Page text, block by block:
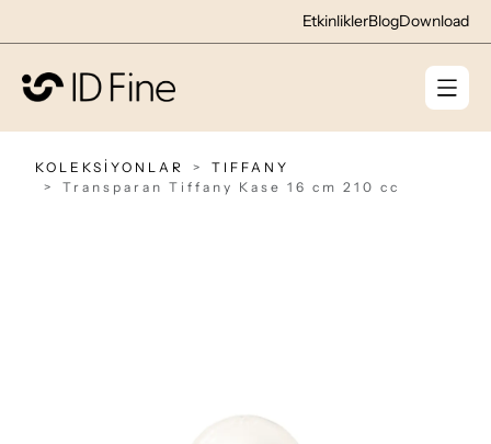
EtkinliklerBlogDownload
KOLEKSİYONLAR
TIFFANY
Transparan Tiffany Kase 16 cm 210 cc